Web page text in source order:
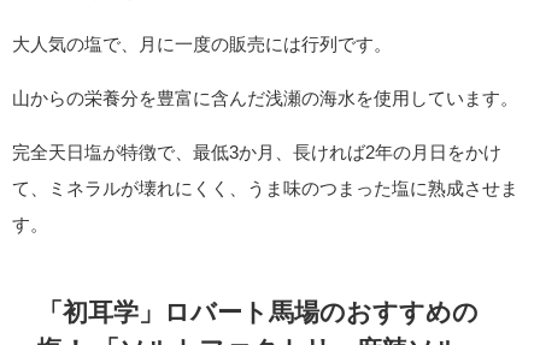
大人気の塩で、月に一度の販売には行列です。
山からの栄養分を豊富に含んだ浅瀬の海水を使用しています。
完全天日塩が特徴で、最低3か月、長ければ2年の月日をかけ
て、ミネラルが壊れにくく、うま味のつまった塩に熟成させま
す。
「初耳学」ロバート馬場のおすすめの